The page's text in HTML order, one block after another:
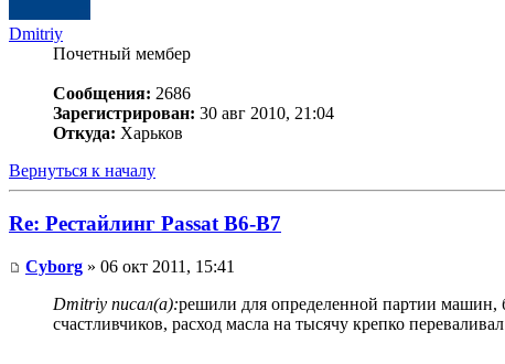
Dmitriy
Почетный мембер
Сообщения: 2686
Зарегистрирован: 30 авг 2010, 21:04
Откуда: Харьков
Вернуться к началу
Re: Рестайлинг Passat B6-B7
Cyborg » 06 окт 2011, 15:41
Dmitriy писал(а):решили для определенной партии машин,
счастливчиков, расход масла на тысячу крепко